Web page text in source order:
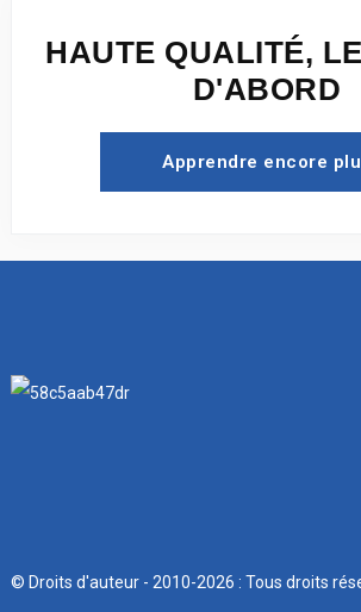
HAUTE QUALITÉ,
D'ABORD
Apprendre encore
© Droits d'auteur - 2010-2026 : Tous droits